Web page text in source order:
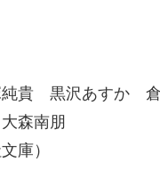
貴 黒沢あすか
森南朋
庫）